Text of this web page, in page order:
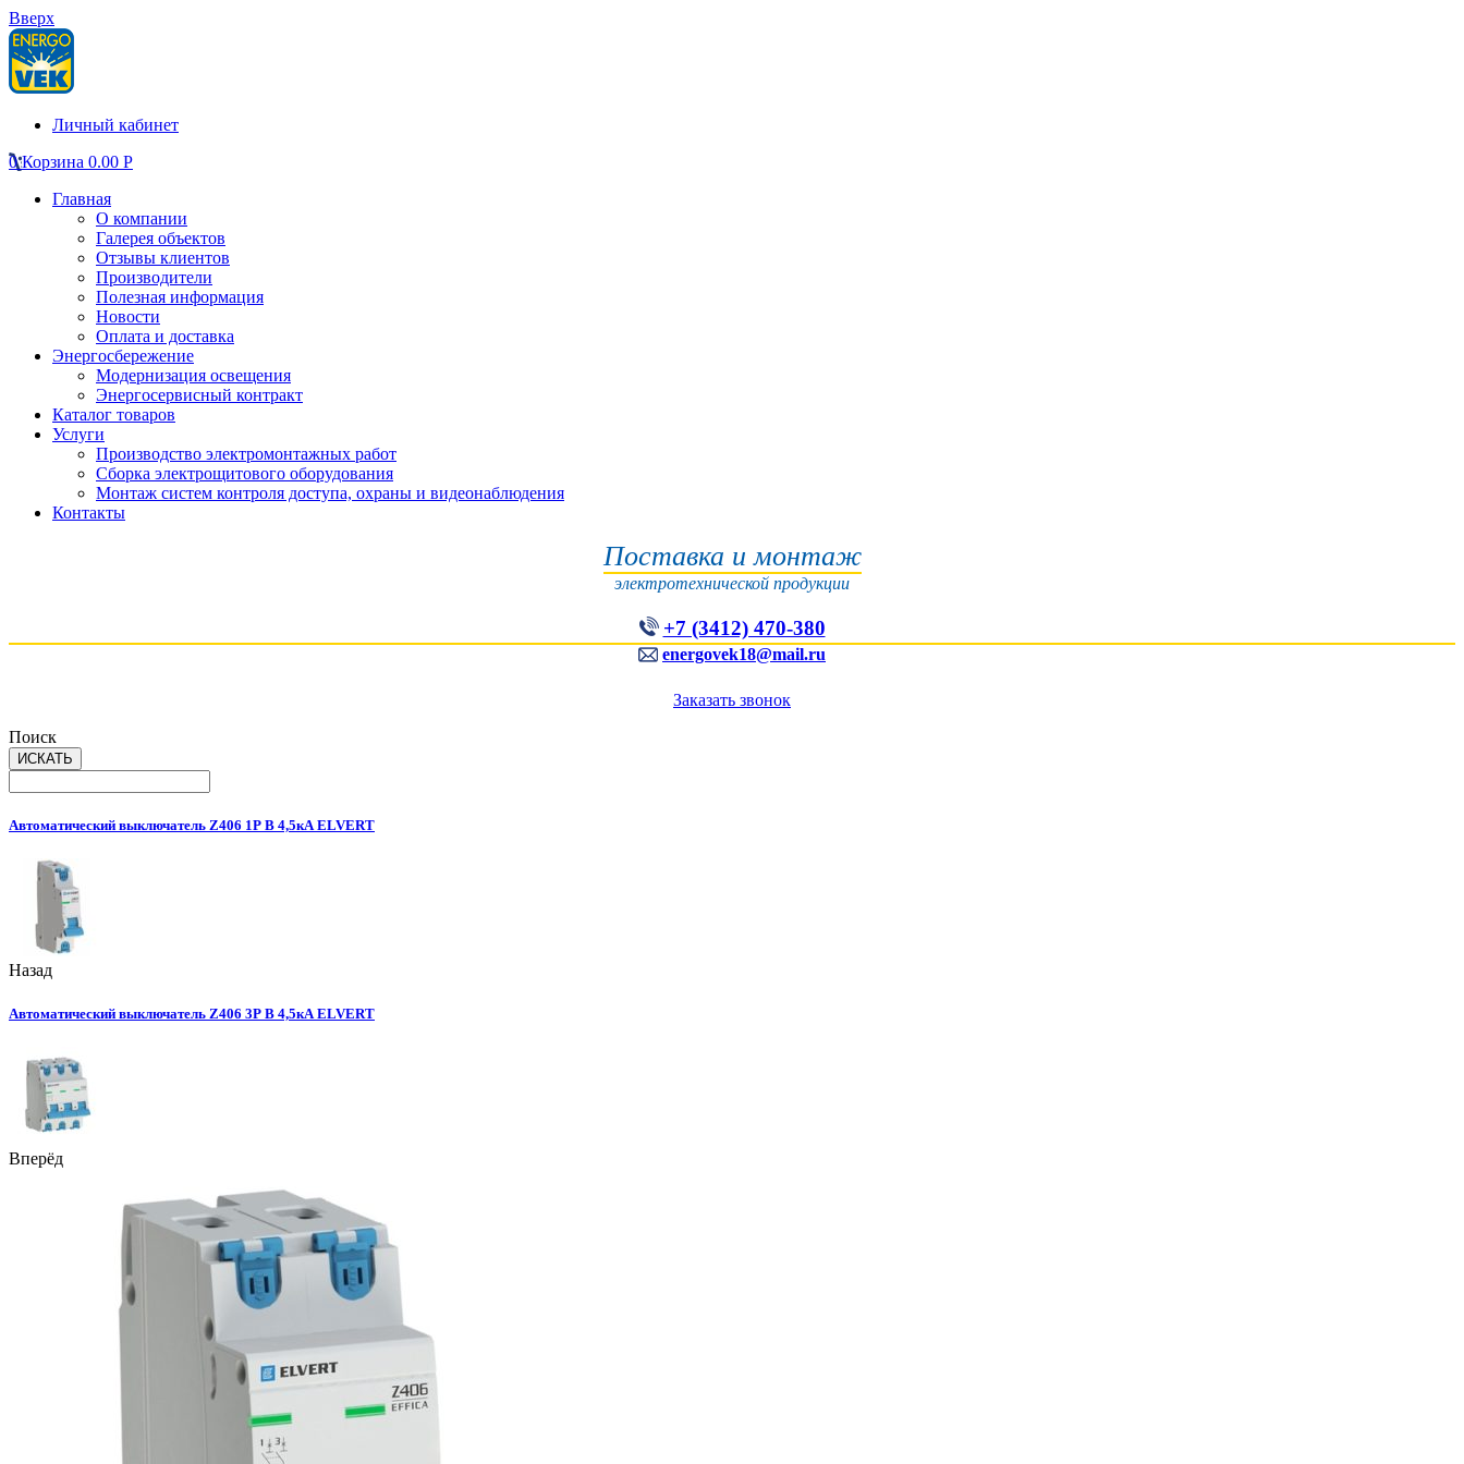
Вверх
Личный кабинет
0 Корзина 0.00 Р
Главная
О компании
Галерея объектов
Отзывы клиентов
Производители
Полезная информация
Новости
Оплата и доставка
Энергосбережение
Модернизация освещения
Энергосервисный контракт
Каталог товаров
Услуги
Производство электромонтажных работ
Сборка электрощитового оборудования
Монтаж систем контроля доступа, охраны и видеонаблюдения
Контакты
Поставка и монтаж
электротехнической продукции
+7 (3412) 470-380
energovek18@mail.ru
Заказать звонок
Поиск
Автоматический выключатель Z406 1Р B 4,5кА ELVERT
Назад
Автоматический выключатель Z406 3Р B 4,5кА ELVERT
Вперёд